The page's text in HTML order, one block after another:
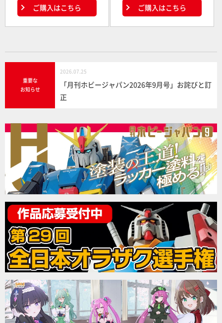
ご購入はこちら ご購入はこちら
重要な
お知らせ
2026.07.25
「月刊ホビージャパン2026年9月号」お詫びと訂
正